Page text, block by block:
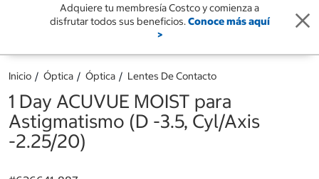
Adquiere tu membresía Costco y comienza a
disfrutar todos sus beneficios.Conoce más aquí
>
Inicio Óptica Óptica Lentes De Contacto
1 Day ACUVUE MOIST para
Astigmatismo (D -3.5, Cyl/Axis
-2.25/20)